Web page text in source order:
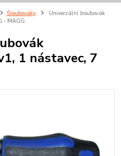
Šroubováky
Univerzální šroubovák
- MAGG
1 nástavec, 7